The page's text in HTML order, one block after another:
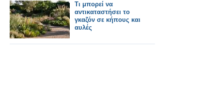
Τι μπορεί να
αντικαταστήσει το
γκαζόν σε κήπους και
αυλές